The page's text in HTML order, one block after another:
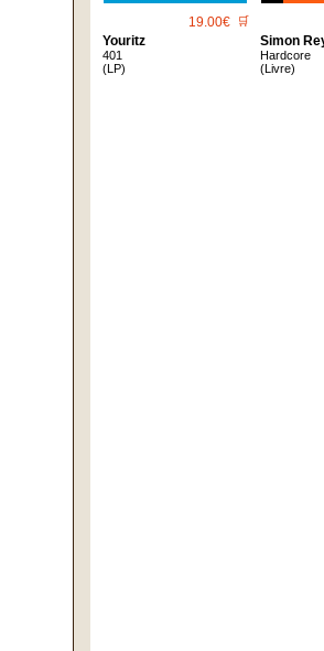
19.00€ 🛒
Youritz
401
(LP)
Simon
Hardcore
(Livre)